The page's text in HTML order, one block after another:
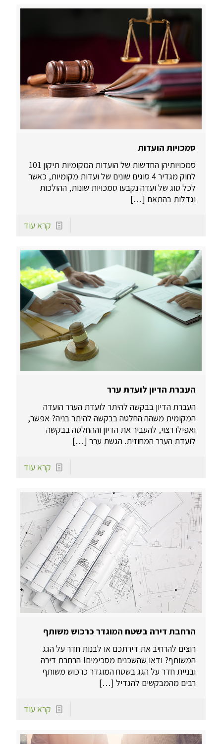
סמכויות הועדות
סמכויותיהן החדשות של הועדות המקומיות תיקון 101
לחוק מגדיר 4 סוגים שונים של ועדות מקומיות, כאשר
לכל סוג של ועדה נקבעו סמכויות שונות, ההולכות
וגדלות בהתאם […]
קרא עוד
העברת הדיון לועדת ערר
העברת הדיון בבקשה להיתר לועדת הערר הועדה
המקומית משהה החלטה בבקשה להיתר בניה? אפשר,
ואפילו רצוי, להעביר את הדיון וההחלטה בבקשה
לועדת הערר המחוזית. הגשת ערר […]
קרא עוד
הרחבת דירה בשטח המוגדר כרכוש משותף
רוצים להרחיב את דירתכם או לבנות חדר על הגג
המשותף? ודאו שהשכנים מסכימים! הרחבת דירה
ובניית חדר על הגג בשטח המוגדר כרכוש משותף
רבים מהמבקשים להגדיל […]
קרא עוד